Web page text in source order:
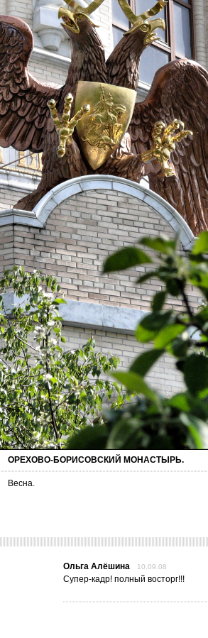
ОРЕХОВО-БОРИСОВСКИЙ МОНАСТЫРЬ.
Весна.
Ольга Алёшина 10.09.08
Супер-кадр! полный восторг!!!